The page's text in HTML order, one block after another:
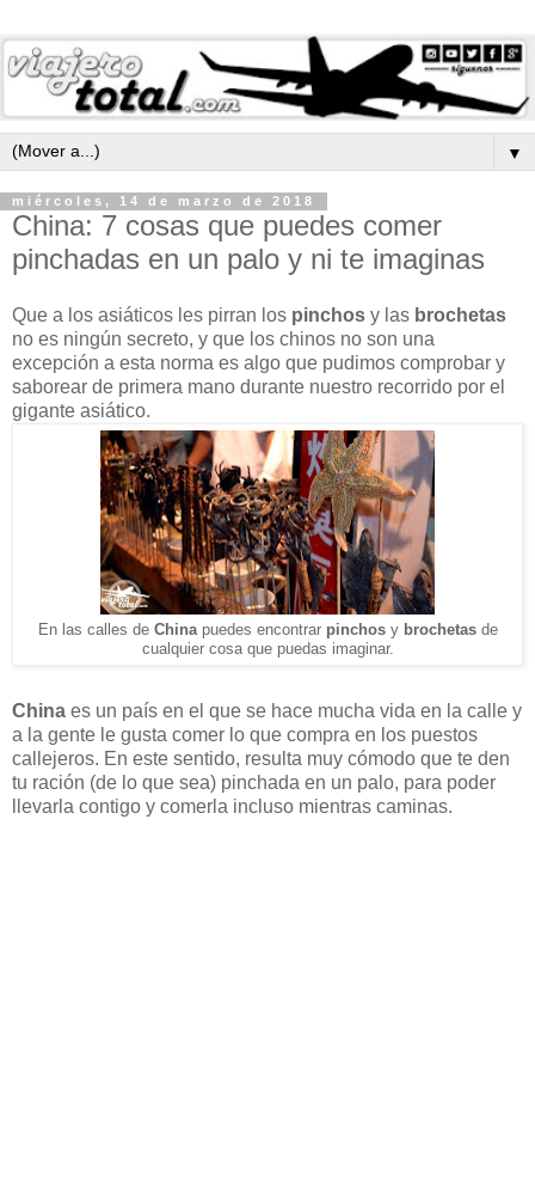
▼
miércoles, 14 de marzo de 2018
China: 7 cosas que puedes comer
pinchadas en un palo y ni te imaginas
Que a los asiáticos les pirran los pinchos y las brochetas
no es ningún secreto, y que los chinos no son una
excepción a esta norma es algo que pudimos comprobar y
saborear de primera mano durante nuestro recorrido por el
gigante asiático.
En las calles de Chinapuedes encontrar pinchosy brochetasde
cualquier cosa que puedas imaginar.
China es un país en el que se hace mucha vida en la calle y
a la gente le gusta comer lo que compra en los puestos
callejeros. En este sentido, resulta muy cómodo que te den
tu ración (de lo que sea) pinchada en un palo, para poder
llevarla contigo y comerla incluso mientras caminas.